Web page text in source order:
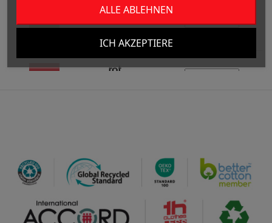
limonengrün
rot
/0.00 €
ALLE ABLEHNEN
ICH AKZEPTIERE